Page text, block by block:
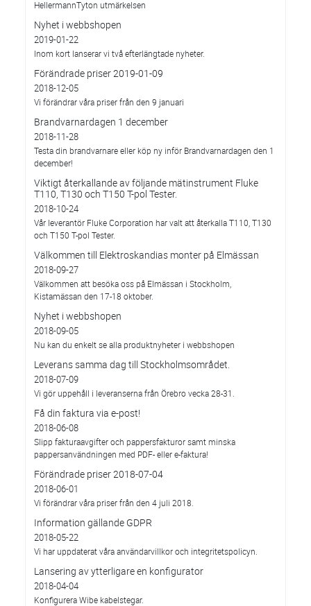
HellermannTyton utmärkelsen
Nyhet i webbshopen
2019-01-22
Inom kort lanserar vi två efterlängtade nyheter.
Förändrade priser 2019-01-09
2018-12-05
Vi förändrar våra priser från den 9 januari
Brandvarnardagen 1 december
2018-11-28
Testa din brandvarnare eller köp ny inför Brandvarnardagen den 1
december!
Viktigt återkallande av följande mätinstrument Fluke
T110, T130 och T150 T-pol Tester.
2018-10-24
Vår leverantör Fluke Corporation har valt att återkalla T110, T130
och T150 T-pol Tester.
Välkommen till Elektroskandias monter på Elmässan
2018-09-27
Välkommen att besöka oss på Elmässan i Stockholm,
Kistamässan den 17-18 oktober.
Nyhet i webbshopen
2018-09-05
Nu kan du enkelt se alla produktnyheter i webbshopen
Leverans samma dag till Stockholmsområdet.
2018-07-09
Vi gör uppehåll i leveranserna från Örebro vecka 28-31.
Få din faktura via e-post!
2018-06-08
Slipp fakturaavgifter och pappersfakturor samt minska
pappersanvändningen med PDF- eller e-faktura!
Förändrade priser 2018-07-04
2018-06-01
Vi förändrar våra priser från den 4 juli 2018.
Information gällande GDPR
2018-05-22
Vi har uppdaterat våra användarvillkor och integritetspolicyn.
Lansering av ytterligare en konfigurator
2018-04-04
Konfigurera Wibe kabelstegar.